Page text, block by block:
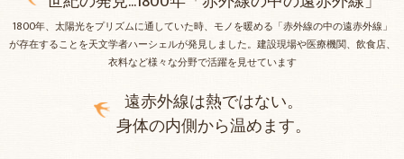
1800年、太陽光をプリズムに通していた時、モノを暖める「赤外線の中の遠赤外線」
が存在することを天文学者ハーシェルが発見しました。建設現場や医療機関、飲食店、
衣料など様々な分野で活躍を見せています
遠赤外線は熱ではない。
身体の内側から温めます。